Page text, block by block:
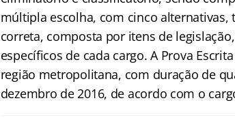
múltipla escolha, com cinco
correta, composta por itens de
específicos de cada cargo. A Prova
região metropolitana, com duração de
dezembro de 2016, de acordo com o